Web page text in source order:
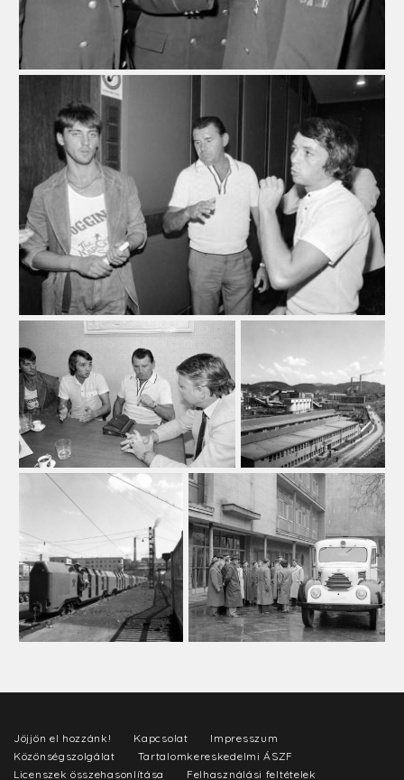
Jöjjön el hozzánk! Kapcsolat
Impresszum
Közönségszolgálat
Tartalomkereskedelmi ÁSZF
Licenszek összehasonlítása
Felhasználási feltételek